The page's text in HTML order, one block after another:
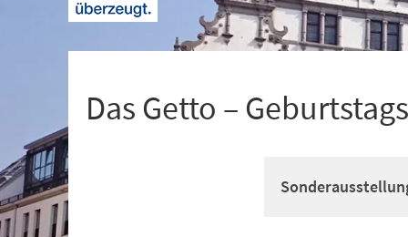
Das Getto –